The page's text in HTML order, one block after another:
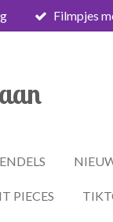
Filmpjes
PIECES